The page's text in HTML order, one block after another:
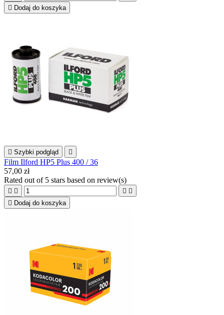
 Dodaj do koszyka
 Szybki podgląd 
Film Ilford HP5 Plus 400 / 36
57,00 zł
Rated out of 5 stars based on review(s)
   
 Dodaj do koszyka